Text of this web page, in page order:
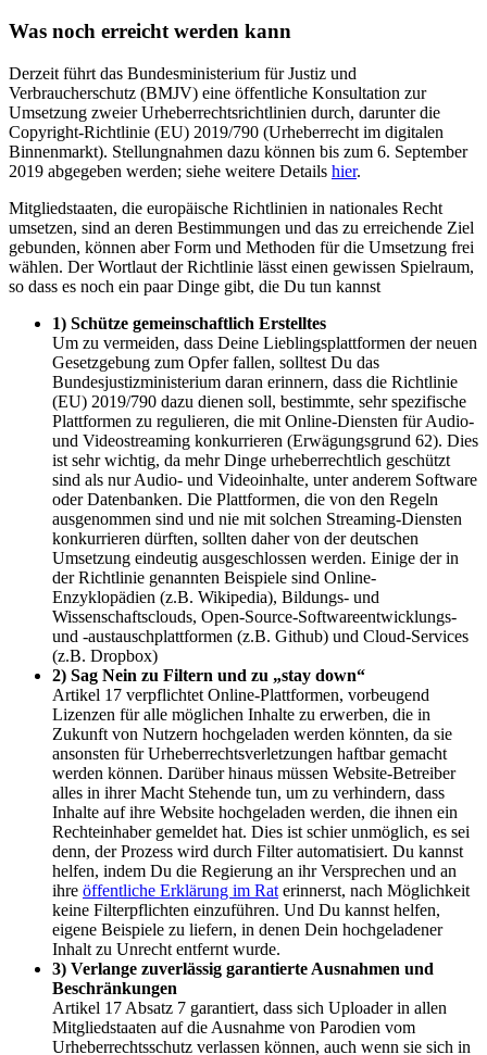
Was noch erreicht werden kann
Derzeit führt das Bundesministerium für Justiz und
Verbraucherschutz (BMJV) eine öffentliche Konsultation zur
Umsetzung zweier Urheberrechtsrichtlinien durch, darunter die
Copyright-Richtlinie (EU) 2019/790 (Urheberrecht im digitalen
Binnenmarkt). Stellungnahmen dazu können bis zum 6. September
2019 abgegeben werden; siehe weitere Details hier.
Mitgliedstaaten, die europäische Richtlinien in nationales Recht
umsetzen, sind an deren Bestimmungen und das zu erreichende Ziel
gebunden, können aber Form und Methoden für die Umsetzung frei
wählen. Der Wortlaut der Richtlinie lässt einen gewissen Spielraum,
so dass es noch ein paar Dinge gibt, die Du tun kannst
1) Schütze gemeinschaftlich Erstelltes
Um zu vermeiden, dass Deine Lieblingsplattformen der neuen
Gesetzgebung zum Opfer fallen, solltest Du das
Bundesjustizministerium daran erinnern, dass die Richtlinie
(EU) 2019/790 dazu dienen soll, bestimmte, sehr spezifische
Plattformen zu regulieren, die mit Online-Diensten für Audio-
und Videostreaming konkurrieren (Erwägungsgrund 62). Dies
ist sehr wichtig, da mehr Dinge urheberrechtlich geschützt
sind als nur Audio- und Videoinhalte, unter anderem Software
oder Datenbanken. Die Plattformen, die von den Regeln
ausgenommen sind und nie mit solchen Streaming-Diensten
konkurrieren dürften, sollten daher von der deutschen
Umsetzung eindeutig ausgeschlossen werden. Einige der in
der Richtlinie genannten Beispiele sind Online-
Enzyklopädien (z.B. Wikipedia), Bildungs- und
Wissenschaftsclouds, Open-Source-Softwareentwicklungs-
und -austauschplattformen (z.B. Github) und Cloud-Services
(z.B. Dropbox)
2) Sag Nein zu Filtern und zu „stay down“
Artikel 17 verpflichtet Online-Plattformen, vorbeugend
Lizenzen für alle möglichen Inhalte zu erwerben, die in
Zukunft von Nutzern hochgeladen werden könnten, da sie
ansonsten für Urheberrechtsverletzungen haftbar gemacht
werden können. Darüber hinaus müssen Website-Betreiber
alles in ihrer Macht Stehende tun, um zu verhindern, dass
Inhalte auf ihre Website hochgeladen werden, die ihnen ein
Rechteinhaber gemeldet hat. Dies ist schier unmöglich, es sei
denn, der Prozess wird durch Filter automatisiert. Du kannst
helfen, indem Du die Regierung an ihr Versprechen und an
ihre öffentliche Erklärung im Rat erinnerst, nach Möglichkeit
keine Filterpflichten einzuführen. Und Du kannst helfen,
eigene Beispiele zu liefern, in denen Dein hochgeladener
Inhalt zu Unrecht entfernt wurde.
3) Verlange zuverlässig garantierte Ausnahmen und
Beschränkungen
Artikel 17 Absatz 7 garantiert, dass sich Uploader in allen
Mitgliedstaaten auf die Ausnahme von Parodien vom
Urheberrechtsschutz verlassen können, auch wenn sie sich in